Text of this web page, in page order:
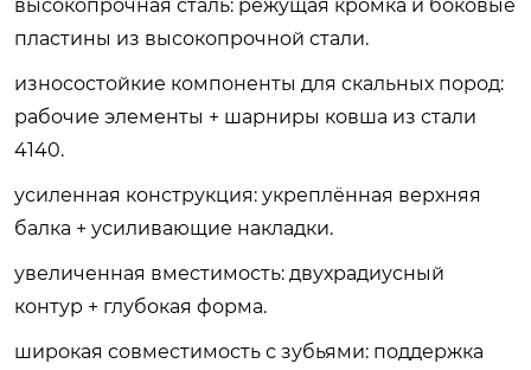
высокопрочная сталь: режущая кромка и боковые
пластины из высокопрочной стали.
износостойкие компоненты для скальных пород:
рабочие элементы + шарниры ковша из стали
4140.
усиленная конструкция: укреплённая верхняя
балка + усиливающие накладки.
увеличенная вместимость: двухрадиусный
контур + глубокая форма.
широкая совместимость с зубьями: поддержка